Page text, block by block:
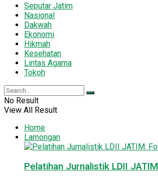
Seputar Jatim
Nasional
Dakwah
Ekonomi
Hikmah
Kesehatan
Lintas Agama
Tokoh
No Result
View All Result
Home
Lamongan
Pelatihan Jurnalistik LDII